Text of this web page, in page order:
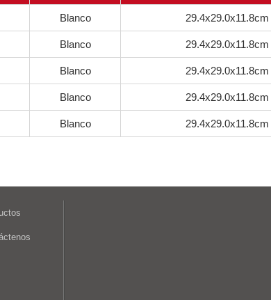
Blanco 29.4x29.0x11.8cm
Blanco 29.4x29.0x11.8cm
Blanco 29.4x29.0x11.8cm
Blanco 29.4x29.0x11.8cm
Blanco 29.4x29.0x11.8cm